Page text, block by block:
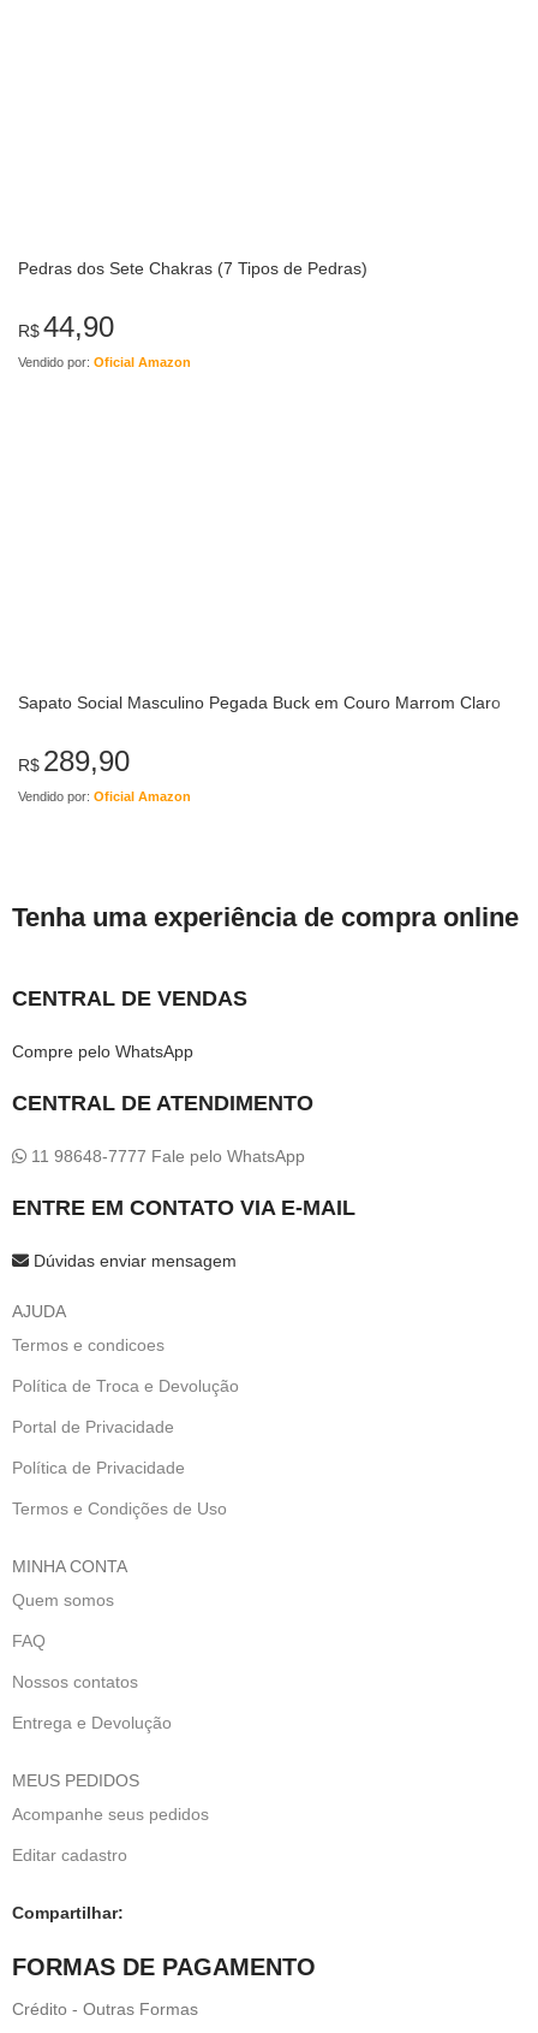
Pedras dos Sete Chakras (7 Tipos de Pedras)
R$44,90
Vendido por: Oficial Amazon
Sapato Social Masculino Pegada Buck em Couro Marrom Claro
R$ 289,90
Vendido por: Oficial Amazon
Tenha uma experiência de compra online
CENTRAL DE VENDAS
Compre pelo WhatsApp
CENTRAL DE ATENDIMENTO
11 98648-7777 Fale pelo WhatsApp
ENTRE EM CONTATO VIA E-MAIL
Dúvidas enviar mensagem
AJUDA
Termos e condicoes
Política de Troca e Devolução
Portal de Privacidade
Política de Privacidade
Termos e Condições de Uso
MINHA CONTA
Quem somos
FAQ
Nossos contatos
Entrega e Devolução
MEUS PEDIDOS
Acompanhe seus pedidos
Editar cadastro
Compartilhar:
FORMAS DE PAGAMENTO
Crédito - Outras Formas